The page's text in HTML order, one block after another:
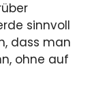
sinnvoll
dass man
ohne auf